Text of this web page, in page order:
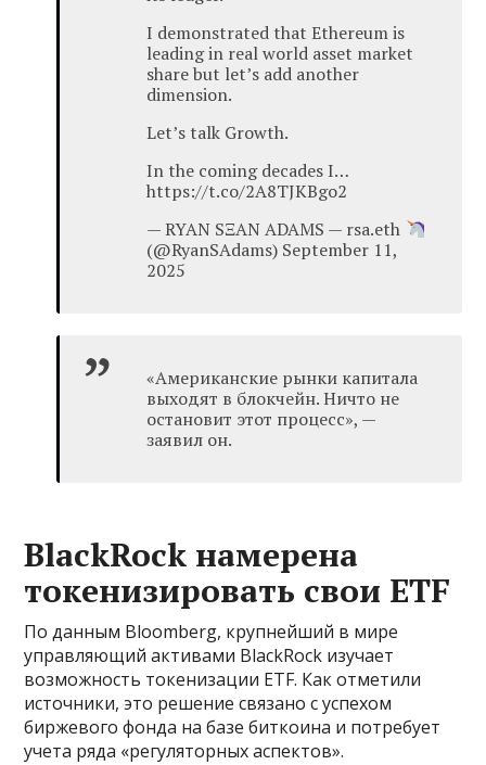
I demonstrated that Ethereum is
leading in real world asset market
share but let’s add another
dimension.
Let’s talk Growth.
In the coming decades I…
https://t.co/2A8TJKBgo2
— RYAN SΞAN ADAMS — rsa.eth
(@RyanSAdams) September 11,
2025
«Американские рынки капитала
выходят в блокчейн. Ничто не
остановит этот процесс», —
заявил он.
BlackRock намерена
токенизировать свои ETF
По данным Bloomberg, крупнейший в мире
управляющий активами BlackRock изучает
возможность токенизации ETF. Как отметили
источники, это решение связано с успехом
биржевого фонда на базе биткоина и потребует
учета ряда «регуляторных аспектов».